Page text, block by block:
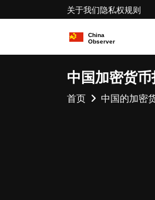
关于我们隐私权规则
中国加密货
首页 中国的加密